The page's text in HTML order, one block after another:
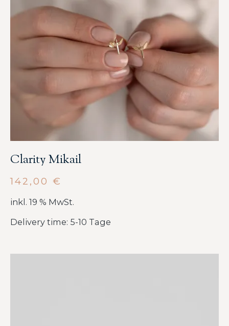
Clarity Mikail
142,00 €
inkl. 19 % MwSt.
Delivery time: 5-10 Tage